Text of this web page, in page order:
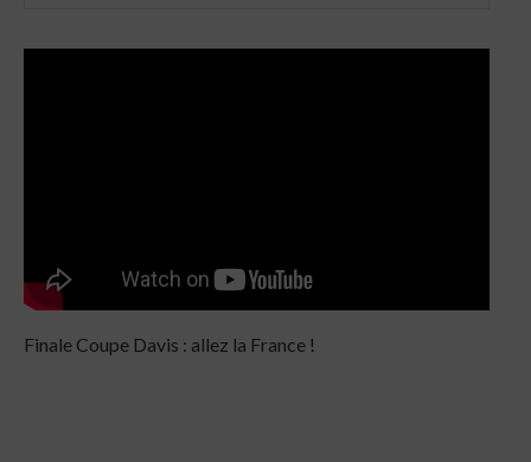
Finale Coupe Davis : allez la France !